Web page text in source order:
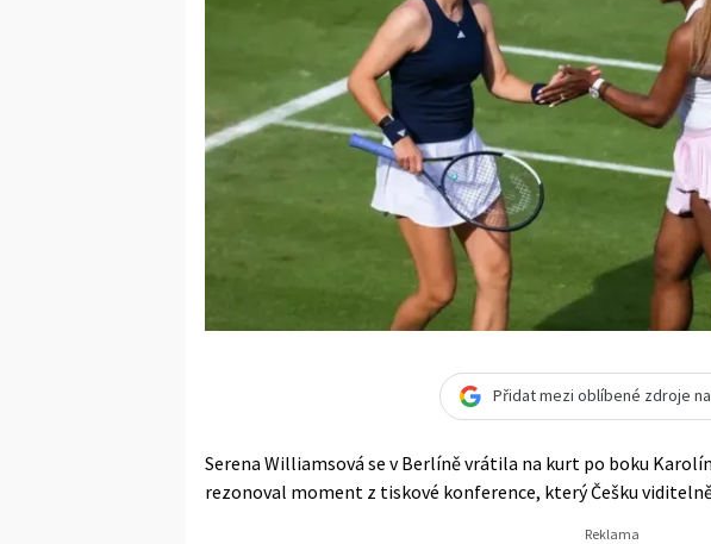
Přidat mezi oblíbené zdroje
Serena Williamsová se v Berlíně vrátila na kurt po boku
rezonoval moment z tiskové konference, který Češku